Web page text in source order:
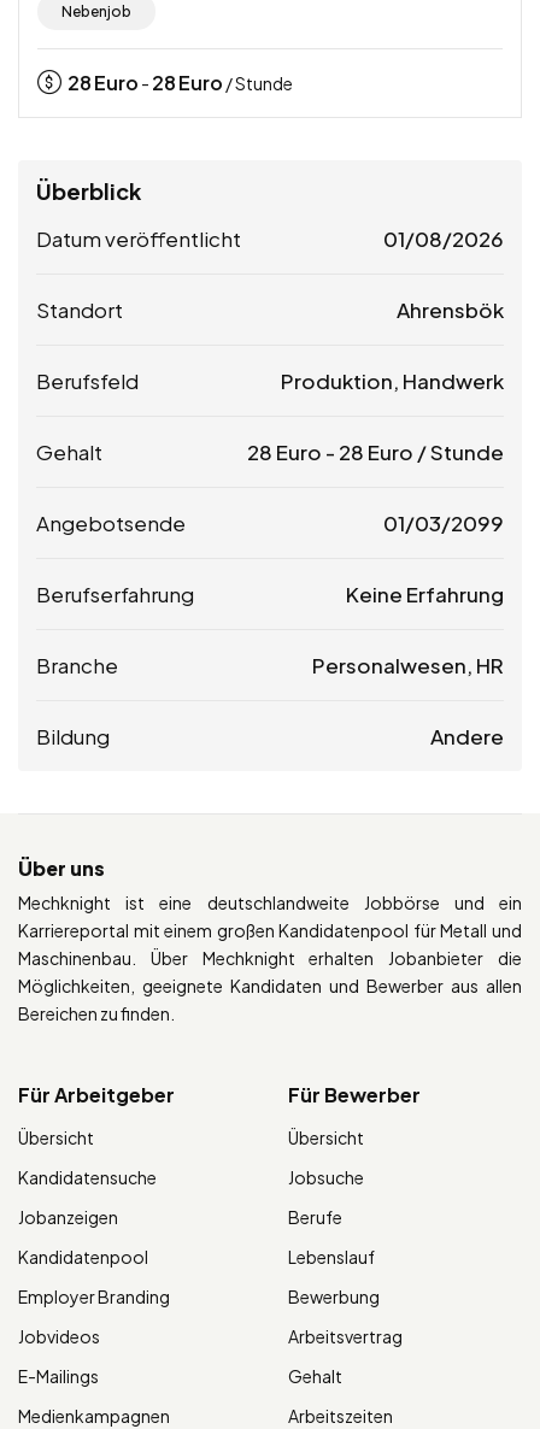
Nebenjob
28Euro - 28Euro / Stunde
Überblick
Datum veröffentlicht 01/08/2026
Standort Ahrensbök
Berufsfeld Produktion, Handwerk
Gehalt 28 Euro - 28 Euro / Stunde
Angebotsende 01/03/2099
Berufserfahrung Keine Erfahrung
Branche Personalwesen, HR
Bildung Andere
Über uns
Mechknight ist eine deutschlandweite Jobbörse und ein
Karriereportal mit einem großen Kandidatenpool für Metall und
Maschinenbau. Über Mechknight erhalten Jobanbieter die
Möglichkeiten, geeignete Kandidaten und Bewerber aus allen
Bereichen zu finden.
Für Arbeitgeber
Übersicht
Kandidatensuche
Jobanzeigen
Kandidatenpool
Employer Branding
Jobvideos
E-Mailings
Medienkampagnen
Für Bewerber
Übersicht
Jobsuche
Berufe
Lebenslauf
Bewerbung
Arbeitsvertrag
Gehalt
Arbeitszeiten